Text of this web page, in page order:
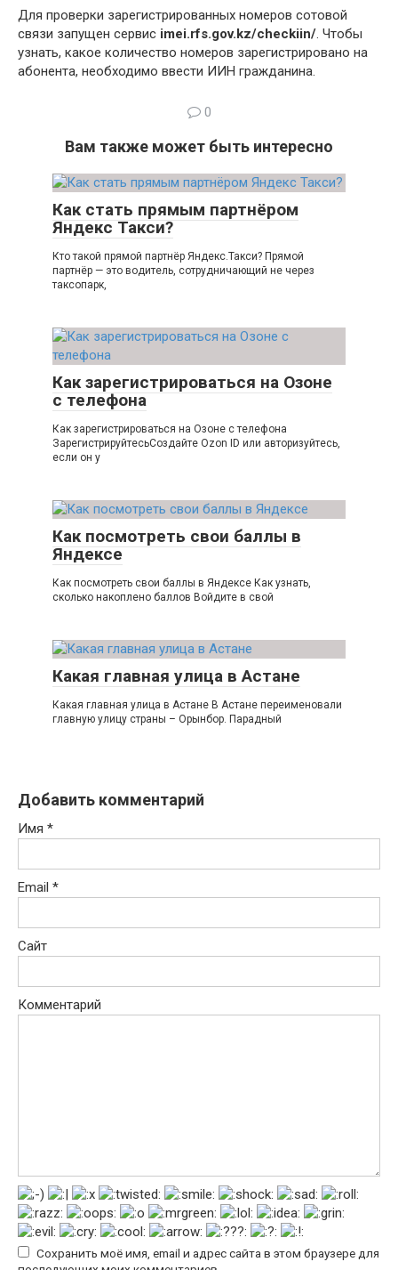
Для проверки зарегистрированных номеров сотовой
связи запущен сервис imei.rfs.gov.kz/checkiin/. Чтобы
узнать, какое количество номеров зарегистрировано на
абонента, необходимо ввести ИИН гражданина.
0
Вам также может быть интересно
Как стать прямым партнёром
Яндекс Такси?
Кто такой прямой партнёр Яндекс.Такси? Прямой
партнёр — это водитель, сотрудничающий не через
таксопарк,
Как зарегистрироваться на Озоне
с телефона
Как зарегистрироваться на Озоне с телефона
ЗарегистрируйтесьСоздайте Ozon ID или авторизуйтесь,
если он у
Как посмотреть свои баллы в
Яндексе
Как посмотреть свои баллы в Яндексе Как узнать,
сколько накоплено баллов Войдите в свой
Какая главная улица в Астане
Какая главная улица в Астане В Астане переименовали
главную улицу страны – Орынбор. Парадный
Добавить комментарий
Имя *
Email *
Сайт
Комментарий
Сохранить моё имя, email и адрес сайта в этом браузере для